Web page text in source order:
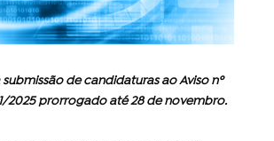
de candidaturas ao Aviso nº
2025 prorrogado até 28 de novembro.